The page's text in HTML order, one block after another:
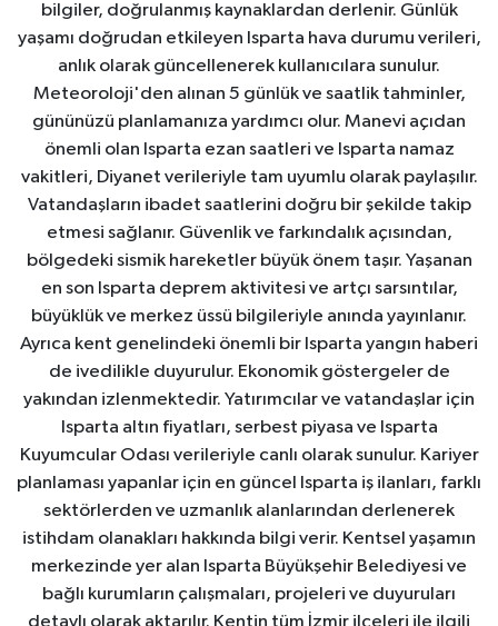
bilgiler, doğrulanmış kaynaklardan derlenir. Günlük
yaşamı doğrudan etkileyen Isparta hava durumu verileri,
anlık olarak güncellenerek kullanıcılara sunulur.
Meteoroloji'den alınan 5 günlük ve saatlik tahminler,
gününüzü planlamanıza yardımcı olur. Manevi açıdan
önemli olan Isparta ezan saatleri ve Isparta namaz
vakitleri, Diyanet verileriyle tam uyumlu olarak paylaşılır.
Vatandaşların ibadet saatlerini doğru bir şekilde takip
etmesi sağlanır. Güvenlik ve farkındalık açısından,
bölgedeki sismik hareketler büyük önem taşır. Yaşanan
en son Isparta deprem aktivitesi ve artçı sarsıntılar,
büyüklük ve merkez üssü bilgileriyle anında yayınlanır.
Ayrıca kent genelindeki önemli bir Isparta yangın haberi
de ivedilikle duyurulur. Ekonomik göstergeler de
yakından izlenmektedir. Yatırımcılar ve vatandaşlar için
Isparta altın fiyatları, serbest piyasa ve Isparta
Kuyumcular Odası verileriyle canlı olarak sunulur. Kariyer
planlaması yapanlar için en güncel Isparta iş ilanları, farklı
sektörlerden ve uzmanlık alanlarından derlenerek
istihdam olanakları hakkında bilgi verir. Kentsel yaşamın
merkezinde yer alan Isparta Büyükşehir Belediyesi ve
bağlı kurumların çalışmaları, projeleri ve duyuruları